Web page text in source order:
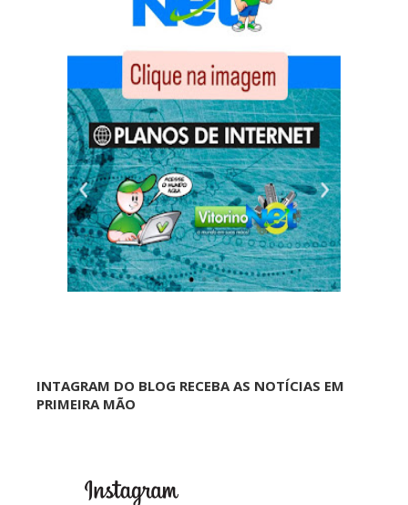
INTAGRAM DO BLOG RECEBA AS NOTÍCIAS EM
PRIMEIRA MÃO